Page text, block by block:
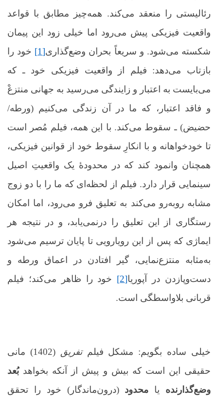
رئالیستی را منعقد می‌کند. همه‌چیز مطابق با قواعد
واقعیت فیزیکی پیش می‌رود اما خیلی زود این پیمان
شکسته می‌شود. و سریعاً بحران وضع‌گذاری[1]
خود را
بازتاب می‌دهد: فیلم از واقعیت فیزیکی خود ـ که
می‌بایست به اعتبار و زایندگی می‌رسید به جهانی منتزعْ
و فاقد اعتبار، که ما در آن زندگی می‌کنیم (ورطه/
حضیض) ـ سقوط می‌کند. با این همه، فیلم مُصر است
تا خودخواهانه و با انکارِ سقوط خود از قوانین فیزیکی،
همچنان وانمود کند که در محدودۀ یک واقعیتِ اصیل
سینمایی قرار دارد. فیلم از لحظه‌ای که ما را با دو زوج
مشابه روبه‌رو می‌کند به تعلیق فرو می‌رود، اما امکان
رستگاری از این تعلیق را درنمی‌یابد، و در نتیجه هر
ایماژی که پس از این رویارویی تا پایان ترسیم می‌شود
به‌مثابه منتزع‌نمایی، گیر افتادن در اعماق ورطه و
دست‌و‌پازدن‌ در آپوریا[2]
خود را ظاهر می‌کند؛ فیلم
قربانی بلاواسطگی است.
خیلی ساده بگویم: مشکل فیلمتفریق
(1402) مانی
حقیقی این است که بیش و پیش از آنکه بخواهدبُعد
وضع‌گذارنده یا محدود (درون‌ماندگار) خود را تحقق